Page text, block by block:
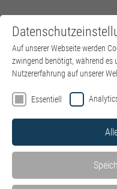
Auf unserer Webseite werden
zwingend benötigt, während es
Nutzererfahrung auf unserer
Essentiell